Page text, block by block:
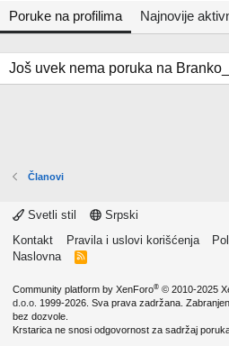
Poruke na profilima Najnovije
Još uvek nema poruka na
Članovi
Svetli stil
Srpski
Kontakt
Pravila i uslovi korišćenja
Naslovna
R
Community platform by XenForo® © 2010-2025
d.o.o. 1999-2026. Sva prava zadržana.
bez dozvole.
Krstarica ne snosi odgovornost za sadržaj